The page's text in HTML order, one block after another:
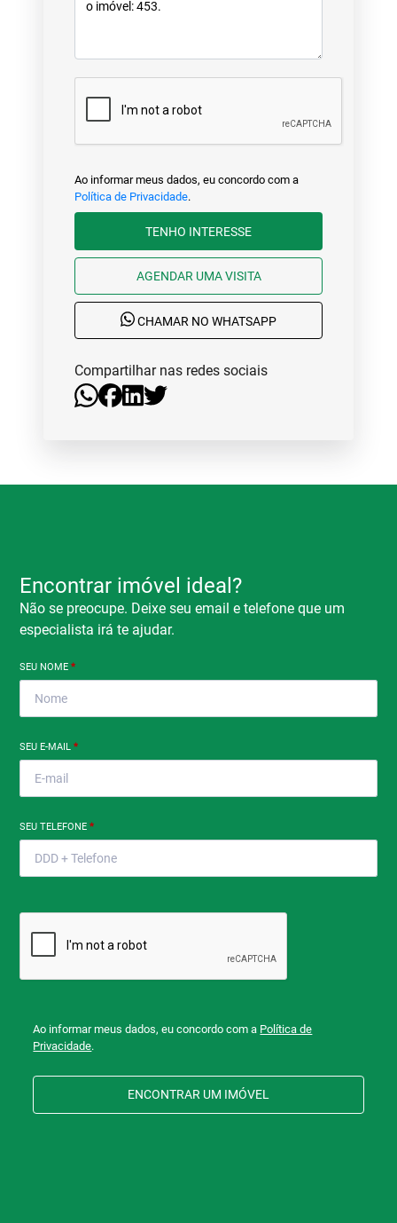
Ao informar meus dados, eu concordo com a
Política de Privacidade.
TENHO INTERESSE
AGENDAR UMA VISITA
CHAMAR NO WHATSAPP
Compartilhar nas redes sociais
Encontrar imóvel ideal?
Não se preocupe. Deixe seu email e telefone que um
especialista irá te ajudar.
SEU NOME*
SEU E-MAIL*
SEU TELEFONE*
Ao informar meus dados, eu concordo com a Política de
Privacidade.
ENCONTRAR UM IMÓVEL